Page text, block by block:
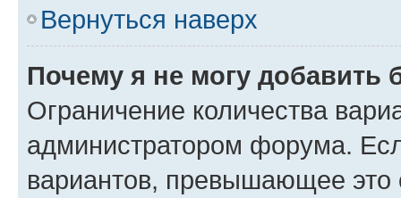
Вернуться наверх
Почему я не могу добавить
Ограничение количества
администратором форума.
вариантов, превышающее это